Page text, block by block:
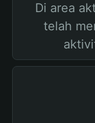
Di area
telah